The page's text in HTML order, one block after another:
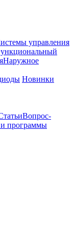
управления
Наружное
Новинки
Вопрос-
программы